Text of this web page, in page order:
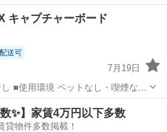
周辺機器
キャプチャーボード
配送可
7月19日
し
かは不明) ■その他 手渡
に問合せしてください。
周辺機器
✨】家賃4万円以下多数
貸物件多数掲載！